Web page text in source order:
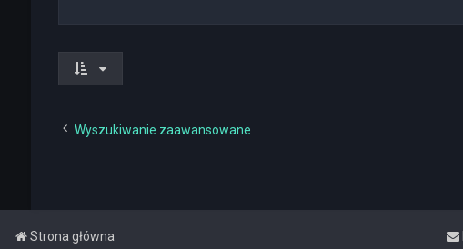
Wyszukiwanie zaawansowane
Strona główna